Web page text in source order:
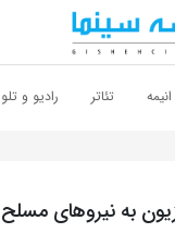
تئاتر رادیو و
به نیروهای مسلح